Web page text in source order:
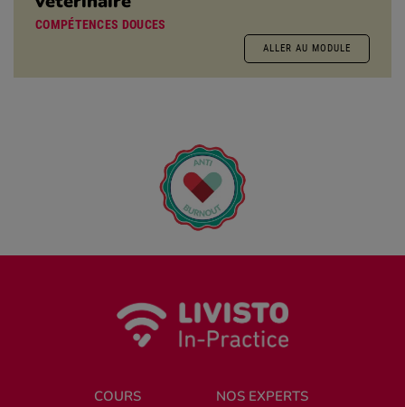
COMPÉTENCES DOUCES
ALLER AU MODULE
COURS
NOS EXPERTS